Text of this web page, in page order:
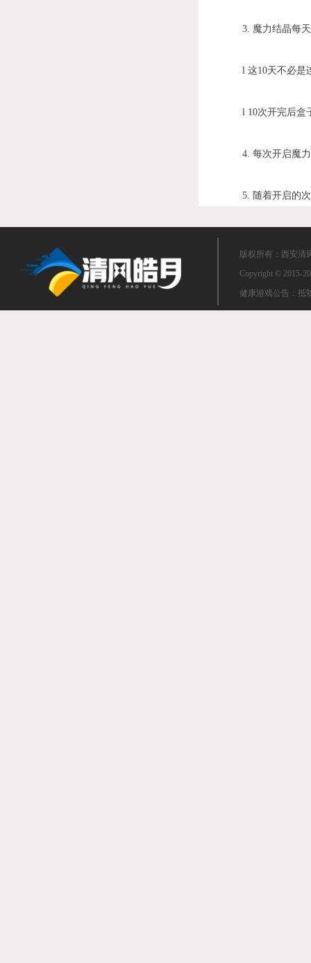
3. 魔力结晶每天
l 这10天不必是连
l 10次开完后盒子
4. 每次开启魔力
5. 随着开启的次
版权所有：西安清
Copyright © 2015-
健康游戏公告：抵